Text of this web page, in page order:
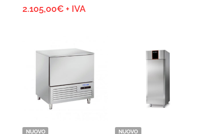
2.105,00€ + IVA
a
6.156,79€
NUOVO NUOVO